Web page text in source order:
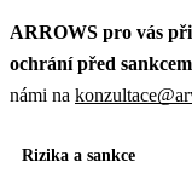
ARROWS pro vás
ochrání před
námi na
Rizika a sankce